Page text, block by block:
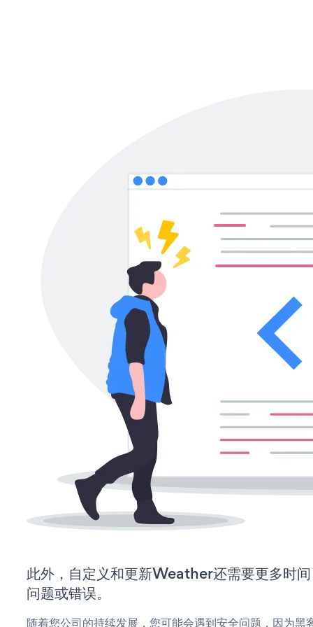
此外，自定义和更新Weather还需要更多时
问题或错误。
随着您公司的持续发展，您可能会遇到安全问题，因为